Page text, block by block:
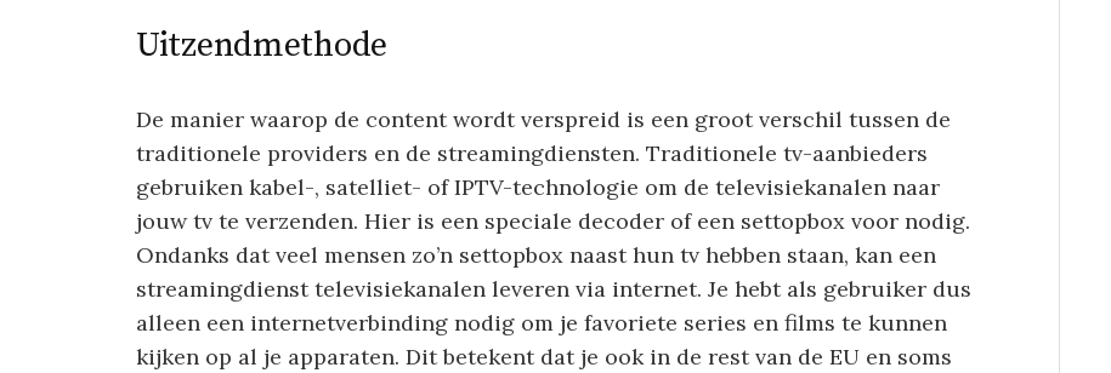
Uitzendmethode
De manier waarop de content wordt verspreid is een groot verschil tussen de
traditionele providers en de streamingdiensten. Traditionele tv-aanbieders
gebruiken kabel-, satelliet- of IPTV-technologie om de televisiekanalen naar
jouw tv te verzenden. Hier is een speciale decoder of een settopbox voor nodig.
Ondanks dat veel mensen zo’n settopbox naast hun tv hebben staan, kan een
streamingdienst televisiekanalen leveren via internet. Je hebt als gebruiker dus
alleen een internetverbinding nodig om je favoriete series en films te kunnen
kijken op al je apparaten. Dit betekent dat je ook in de rest van de EU en soms